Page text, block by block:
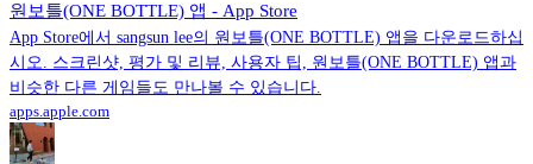
원보틀(ONE BOTTLE) 앱 - App Store
App Store에서 sangsun lee의 원보틀(ONE BOTTLE) 앱을 다운로드하십
시오. 스크린샷, 평가 및 리뷰, 사용자 팁, 원보틀(ONE BOTTLE) 앱과
비슷한 다른 게임들도 만나볼 수 있습니다.
apps.apple.com